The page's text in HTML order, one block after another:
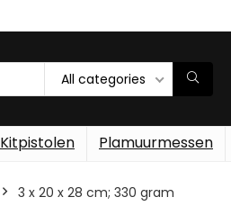
All categories
Kitpistolen Plamuurmessen
‎3 x 20 x 28 cm; 330 gram